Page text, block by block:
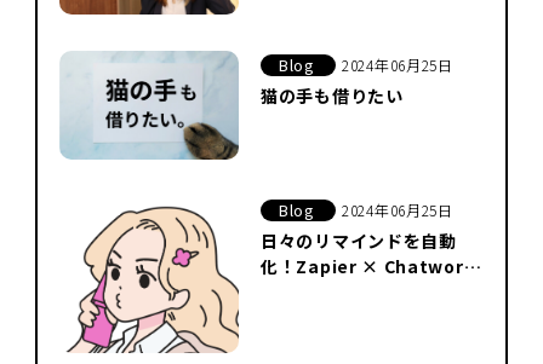
Blog 2024年06月25日
猫の手も借りたい
Blog 2024年06月25日
日々のリマインドを自動
化！Zapier × Chatwork